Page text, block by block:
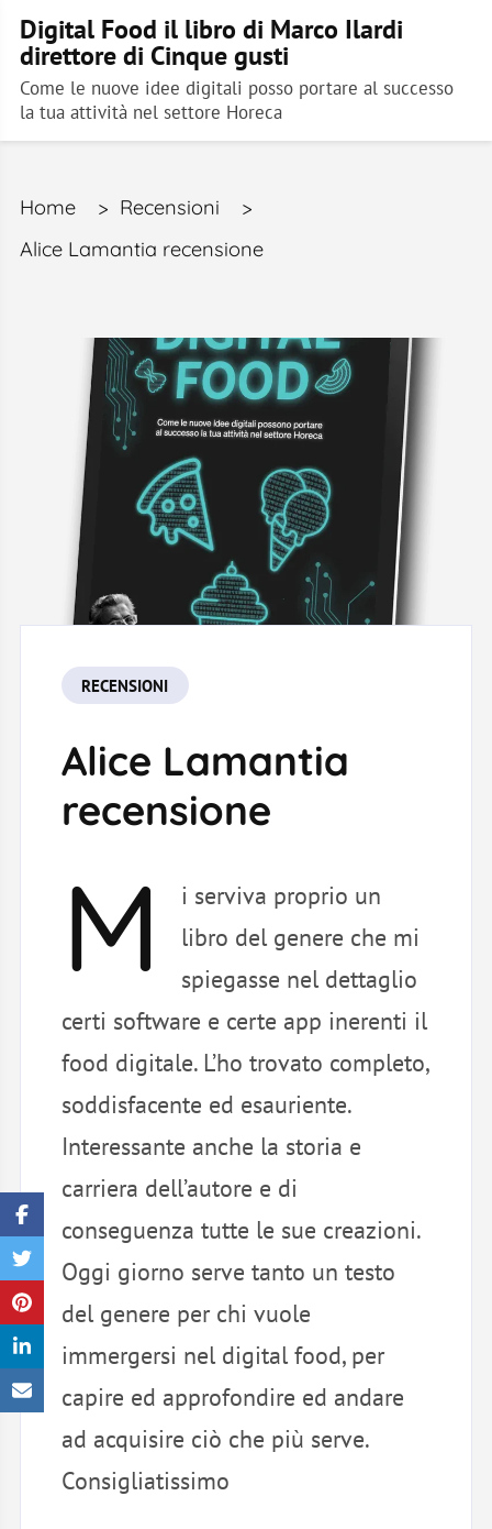
Digital Food il libro di Marco Ilardi
direttore di Cinque gusti
Come le nuove idee digitali posso portare al successo
la tua attività nel settore Horeca
Home > Recensioni
>
Alice Lamantia recensione
RECENSIONI
Alice Lamantia
recensione
M i serviva proprio un
libro del genere che mi
spiegasse nel dettaglio
certi software e certe app inerenti il
food digitale. L’ho trovato completo,
soddisfacente ed esauriente.
Interessante anche la storia e
carriera dell’autore e di
conseguenza tutte le sue creazioni.
Oggi giorno serve tanto un testo
del genere per chi vuole
immergersi nel digital food, per
capire ed approfondire ed andare
ad acquisire ciò che più serve.
Consigliatissimo